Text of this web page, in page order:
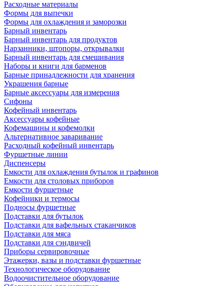
Расходные материалы
Формы для выпечки
Формы для охлаждения и заморозки
Барный инвентарь
Барный инвентарь для продуктов
Нарзанники, штопоры, открывалки
Барный инвентарь для смешивания
Наборы и книги для барменов
Барные принадлежности для хранения
Украшения барные
Барные аксессуары для измерения
Сифоны
Кофейный инвентарь
Аксессуары кофейные
Кофемашины и кофемолки
Альтернативное заваривание
Расходный кофейный инвентарь
Фуршетные линии
Диспенсеры
Емкости для охлаждения бутылок и графинов
Емкости для столовых приборов
Емкости фуршетные
Кофейники и термосы
Подносы фуршетные
Подставки для бутылок
Подставки для вафельных стаканчиков
Подставки для мяса
Подставки для сэндвичей
Приборы сервировочные
Этажерки, вазы и подставки фуршетные
Технологическое оборудование
Водоочистительное оборудование